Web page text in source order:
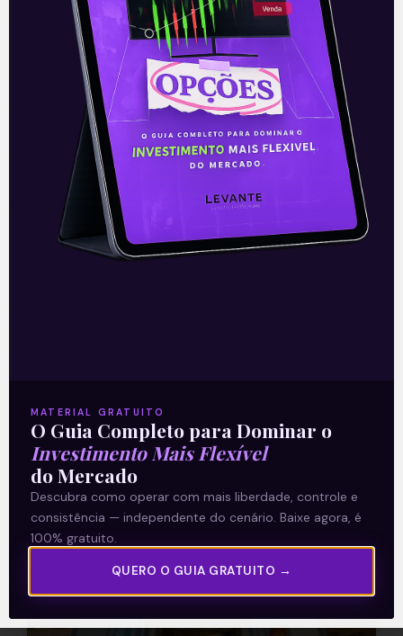
Salesforce: Nova tecnologia
para setor financeiro
10/06/2021
MATERIAL GRATUITO
O Guia Completo para Dominar o
Investimento Mais Flexível
do Mercado
Descubra como operar com mais liberdade, controle e
consistência — independente do cenário. Baixe agora, é
100% gratuito.
QUERO O GUIA GRATUITO →